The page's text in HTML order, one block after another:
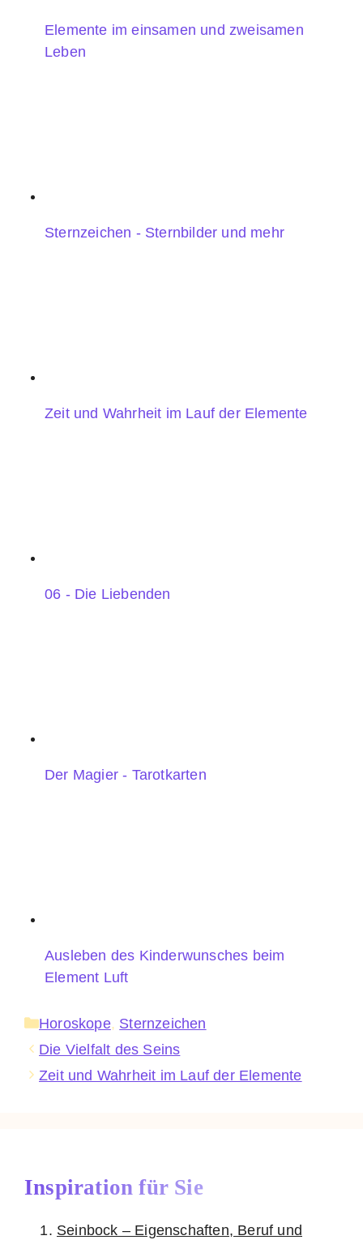
Elemente im einsamen und zweisamen
Leben
Sternzeichen - Sternbilder und mehr
Zeit und Wahrheit im Lauf der Elemente
06 - Die Liebenden
Der Magier - Tarotkarten
Ausleben des Kinderwunsches beim
Element Luft
Kategorien
Horoskope, Sternzeichen
Die Vielfalt des Seins
Zeit und Wahrheit im Lauf der Elemente
Inspiration für Sie
Seinbock – Eigenschaften, Beruf und